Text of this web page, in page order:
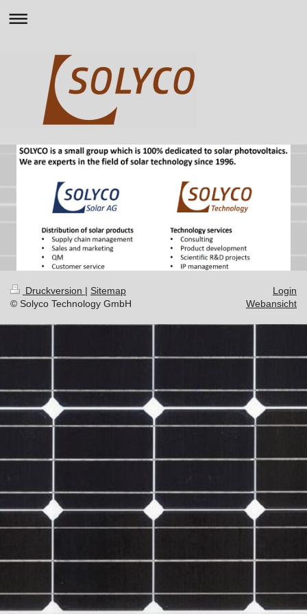
Druckversion | Sitemap
© Solyco Technology GmbH
Login
Webansicht